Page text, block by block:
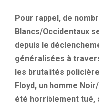
Pour rappel, de
Blancs/Occidentaux
depuis le
généralisées à
les brutalités
Floyd, un homme
été horriblement tué,